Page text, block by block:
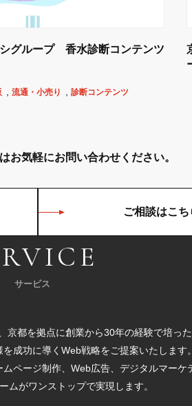
グループ 香水診断コンテンツ
流通・小売り 診断コンテンツ
お気軽にお問い合わせください。
ご相談はこち
サービス
京都を拠点に創業から30年の経験で培った
成功に導くWeb戦略をご提案いたします。
ページ制作、Web広告、デジタルマーケ
ムがワンストップで実現します。